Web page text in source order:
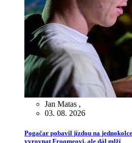
Jan Matas ,
03. 08. 2026
Pogačar pobavil jízdou na
vyrovnat Froomeovi, ale dál mlží